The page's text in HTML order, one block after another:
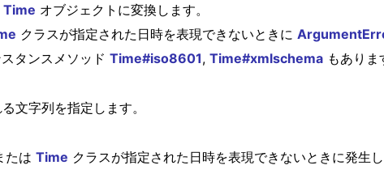
Time オブジェクトに変換します。
クラスが指定された日時を表現できないときに
タンスメソッド Time#iso8601, Time#xmlschemaもありま
文字列を指定します。
たは Time クラスが指定された日時を表現できないときに発生し